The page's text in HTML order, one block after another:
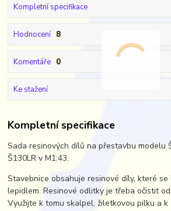
Kompletní specifikace
Hodnocení 8
Komentáře 0
Ke stažení
Kompletní specifikace
Sada resinových dílů na přestavbu modelu
Š130LR v M1:43.
Stavebnice obsahuje resinové díly, které
lepidlem. Resinové odlitky je třeba očistit
Využijte k tomu skalpel, žiletkovou pilku a k